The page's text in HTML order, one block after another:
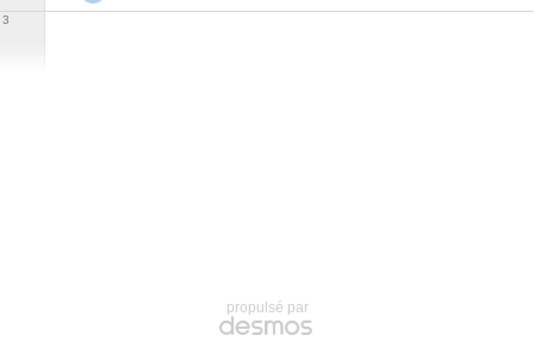
3
propulsé par